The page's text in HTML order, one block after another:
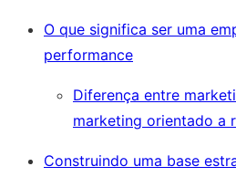
O que significa ser uma
performance
Diferença entre
marketing orientado a
Construindo uma base